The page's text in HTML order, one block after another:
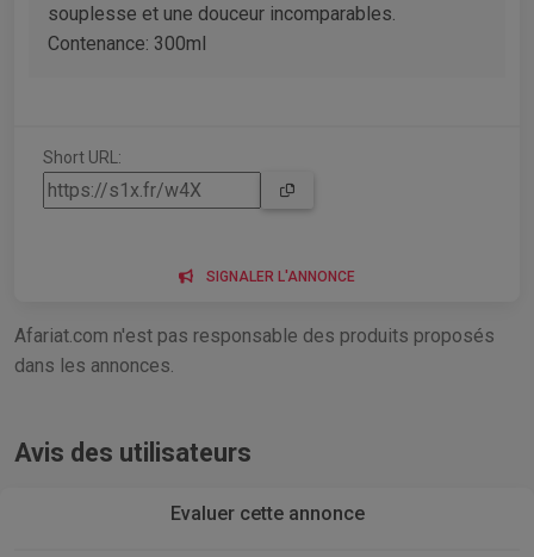
souplesse et une douceur incomparables.
Contenance: 300ml
Short URL:
SIGNALER L'ANNONCE
Afariat.com n'est pas responsable des produits proposés
dans les annonces.
Avis des utilisateurs
Evaluer cette annonce